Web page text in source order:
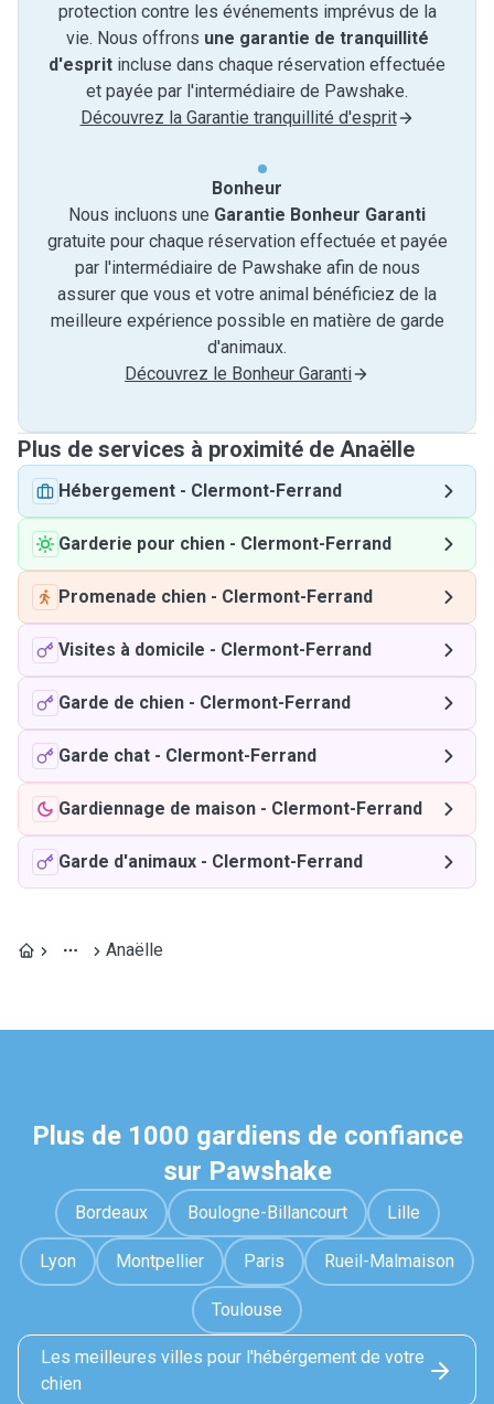
protection contre les événements imprévus de la
vie. Nous offrons une garantie de tranquillité
d'esprit incluse dans chaque réservation effectuée
et payée par l'intermédiaire de Pawshake.
Découvrez la Garantie tranquillité d'esprit
Bonheur
Nous incluons une Garantie Bonheur Garanti
gratuite pour chaque réservation effectuée et payée
par l'intermédiaire de Pawshake afin de nous
assurer que vous et votre animal bénéficiez de la
meilleure expérience possible en matière de garde
d'animaux.
Découvrez le Bonheur Garanti
Plus de services à proximité de Anaëlle
Hébergement - Clermont-Ferrand
Garderie pour chien - Clermont-Ferrand
Promenade chien - Clermont-Ferrand
Visites à domicile - Clermont-Ferrand
Garde de chien - Clermont-Ferrand
Garde chat - Clermont-Ferrand
Gardiennage de maison - Clermont-Ferrand
Garde d'animaux - Clermont-Ferrand
Anaëlle
Plus de 1000 gardiens de confiance
sur Pawshake
Bordeaux Boulogne-Billancourt Lille
Lyon Montpellier Paris Rueil-Malmaison
Toulouse
Les meilleures villes pour l'hébérgement de votre
chien